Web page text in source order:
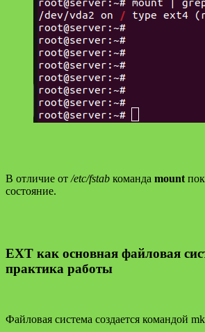
В отличие от /etc/fstab команда mount
состояние.
EXT как основная файловая
практика работы
Файловая система создается командой